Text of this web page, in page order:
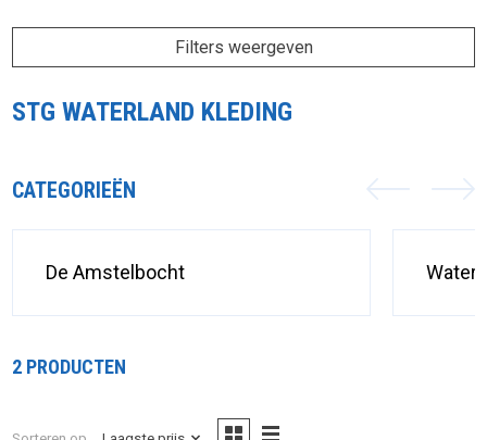
Filters weergeven
STG WATERLAND KLEDING
CATEGORIEËN
De Amstelbocht
2 PRODUCTEN